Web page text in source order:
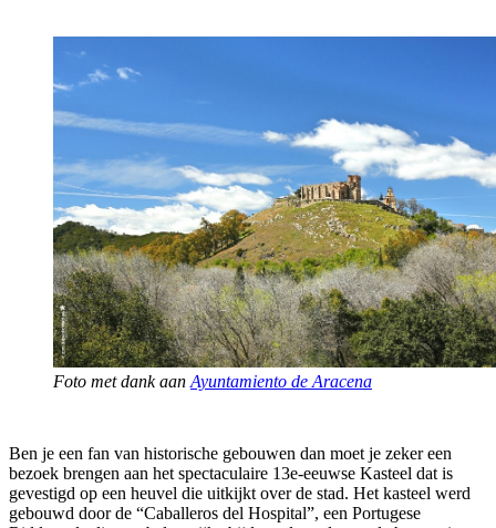
Foto met dank aan Ayuntamiento de Aracena
Ben je een fan van historische gebouwen dan moet je zeker een
bezoek brengen aan het spectaculaire 13e-eeuwse Kasteel dat is
gevestigd op een heuvel die uitkijkt over de stad. Het kasteel werd
gebouwd door de “Caballeros del Hospital”, een Portugese